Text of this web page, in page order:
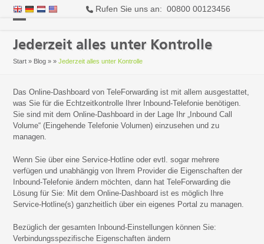
Rufen Sie uns an: 00800 00123456
mobile
mobile
Jederzeit alles unter Kontrolle
Start » Blog »»Jederzeit alles unter Kontrolle
Das Online-Dashboard von TeleForwarding ist mit allem ausgestattet,
was Sie für die Echtzeitkontrolle Ihrer Inbound-Telefonie benötigen.
Sie sind mit dem Online-Dashboard in der Lage Ihr „Inbound Call
Volume“ (Eingehende Telefonie Volumen) einzusehen und zu
managen.
Wenn Sie über eine Service-Hotline oder evtl. sogar mehrere
verfügen und unabhängig von Ihrem Provider die Eigenschaften der
Inbound-Telefonie ändern möchten, dann hat TeleForwarding die
Lösung für Sie: Mit dem Online-Dashboard ist es möglich Ihre
Service-Hotline(s) ganzheitlich über ein eigenes Portal zu managen.
Bezüglich der gesamten Inbound-Einstellungen können Sie:
Verbindungsspezifische Eigenschaften ändern